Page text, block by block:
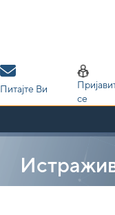
Питајте Ви
се